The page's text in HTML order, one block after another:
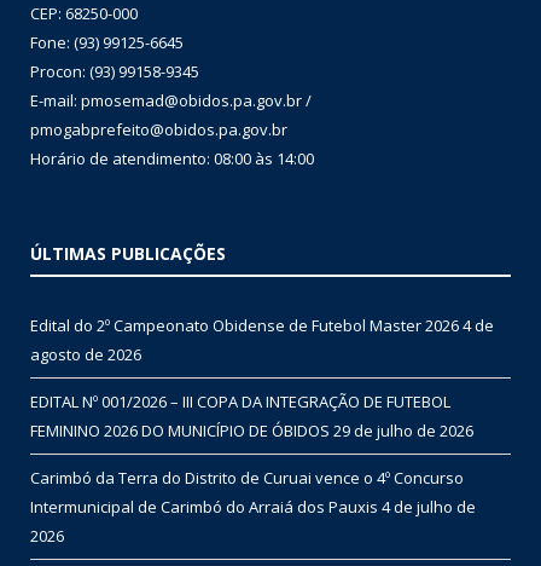
CEP: 68250-000
Fone: (93) 99125-6645
Procon: (93) 99158-9345
E-mail: pmosemad@obidos.pa.gov.br /
pmogabprefeito@obidos.pa.gov.br
Horário de atendimento: 08:00 às 14:00
ÚLTIMAS PUBLICAÇÕES
Edital do 2º Campeonato Obidense de Futebol Master 20264 de
agosto de 2026
EDITAL Nº 001/2026 – III COPA DA INTEGRAÇÃO DE FUTEBOL
FEMININO 2026 DO MUNICÍPIO DE ÓBIDOS 29 de julho de 2026
Carimbó da Terra do Distrito de Curuai vence o 4º Concurso
Intermunicipal de Carimbó do Arraiá dos Pauxis 4 de julho de
2026